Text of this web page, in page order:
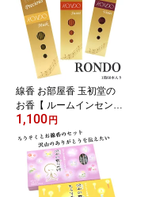
ろうそく】丸叶むらた 香
線香 線香立 煙の少ない
線香 線香白檀 ミニサイ
ズ 手元供養 小さい蝋燭
線香 お部屋香 玉初堂の
お香【 ルームインセンス
プレシャス ロンド 】老
舗 玉初堂 日本製線香 送
料無料 〈ミニろうそくサ
ンプルプレゼント〉線香
ルームインセンス 部屋香
線香白檀 ミニサイズ 仏
1,100円